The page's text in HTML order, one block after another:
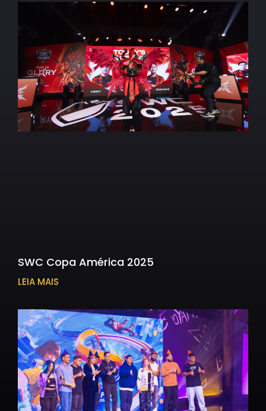
SWC Copa América 2025
LEIA MAIS